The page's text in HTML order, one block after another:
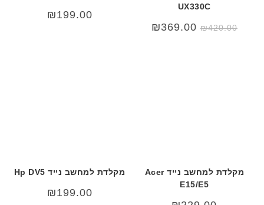
UX330C
₪420.00
המחיר
המקורי
₪369.00
₪199.00
מקלדת למחשב נייד Acer
E15/E5
מקלדת למחשב נייד Hp DV5
₪199.00